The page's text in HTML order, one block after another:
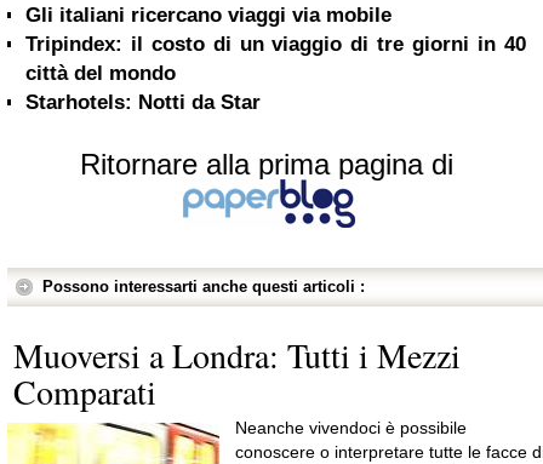
Gli italiani ricercano viaggi via mobile
Tripindex: il costo di un viaggio di tre giorni in 40
città del mondo
Starhotels: Notti da Star
Ritornare alla prima pagina di
Possono interessarti anche questi articoli :
Muoversi a Londra: Tutti i Mezzi
Comparati
Neanche vivendoci è possibile
conoscere o interpretare tutte le facce